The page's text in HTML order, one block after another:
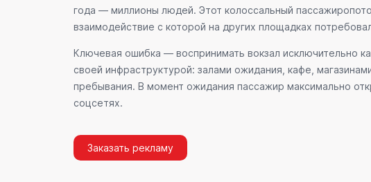
года — миллионы людей. Этот колоссальный
взаимодействие с которой на других площадках
Ключевая ошибка — воспринимать вокзал исключительно
своей инфраструктурой: залами ожидания, кафе,
пребывания. В момент ожидания пассажир максимально
соцсетях.
Заказать рекламу